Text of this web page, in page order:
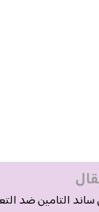
ساند التامين ضد